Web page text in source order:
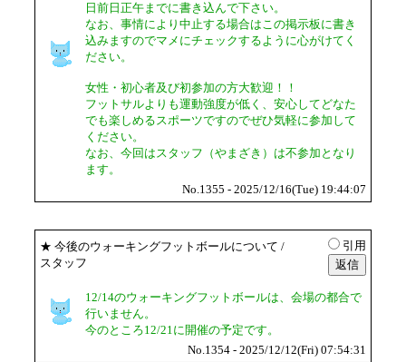
日前日正午までに書き込んで下さい。
なお、事情により中止する場合はこの掲示板に書き
込みますのでマメにチェックするように心がけてく
ださい。
女性・初心者及び初参加の方大歓迎！！
フットサルよりも運動強度が低く、安心してどなた
でも楽しめるスポーツですのでぜひ気軽に参加して
ください。
なお、今回はスタッフ（やまざき）は不参加となり
ます。
No.1355 - 2025/12/16(Tue) 19:44:07
★ 今後のウォーキングフットボールについて /
スタッフ
引用
12/14のウォーキングフットボールは、会場の都合で
行いません。
今のところ12/21に開催の予定です。
No.1354 - 2025/12/12(Fri) 07:54:31